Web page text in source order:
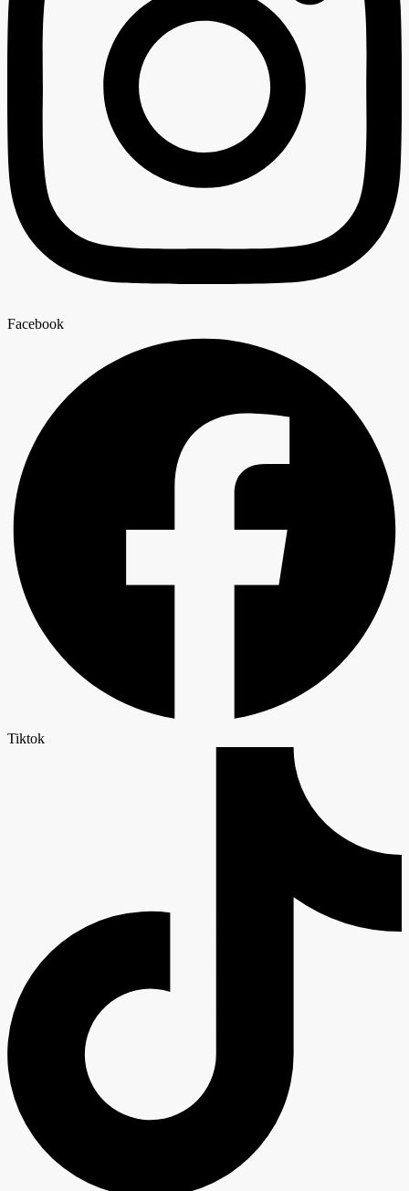
Facebook
Tiktok